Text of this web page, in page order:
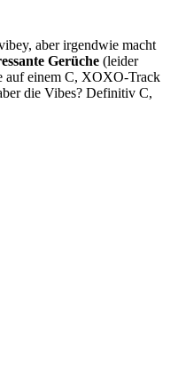
aber irgendwie macht
Gerüche (leider
auf einem C, XOXO-Track
die Vibes? Definitiv C,